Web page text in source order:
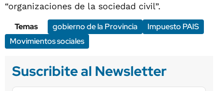
“organizaciones de la sociedad civil”.
Temas
gobierno de la Provincia
Impuesto PAIS
Movimientos sociales
Suscribite al Newsletter